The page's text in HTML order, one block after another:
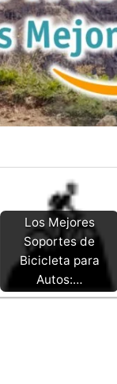
Los Mejores
Soportes de
Bicicleta para
Autos:…